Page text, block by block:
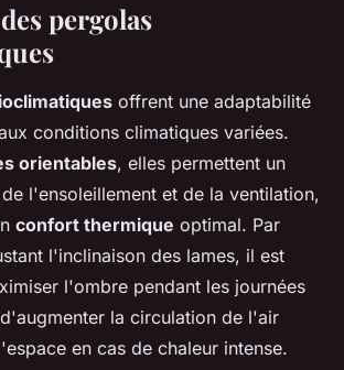
pergolas
offrent une adaptabilité
conditions climatiques variées.
orientables, elles permettent un
l'ensoleillement et de la ventilation,
confort thermique optimal. Par
l'inclinaison des lames, il est
l'ombre pendant les journées
la circulation de l'air
en cas de chaleur intense.